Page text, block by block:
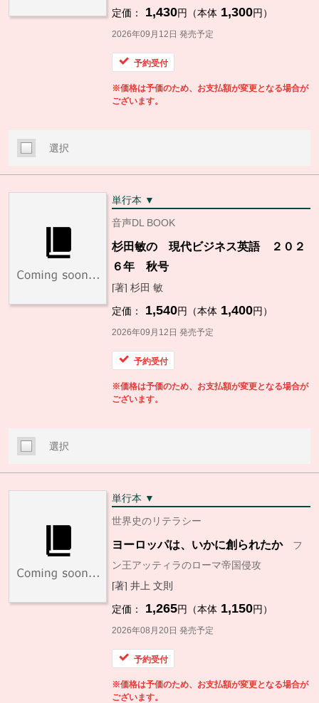
定価： 1,430円（本体 1,300円）
2026年09月12日 発売予定
予約受付
※価格は予価のため、お支払額が変更となる場合が
ございます。
選択
単行本 ▼
音声DL BOOK
杉田敏の 現代ビジネス英語 ２０２
６年 秋号
[著] 杉田 敏
定価： 1,540円（本体 1,400円）
2026年09月12日 発売予定
予約受付
※価格は予価のため、お支払額が変更となる場合が
ございます。
選択
単行本 ▼
世界史のリテラシー
ヨーロッパは、いかに創られたか
フ
ン王アッティラのローマ帝国侵攻
[著] 井上 文則
定価： 1,265円（本体 1,150円）
2026年08月20日 発売予定
予約受付
※価格は予価のため、お支払額が変更となる場合が
ございます。